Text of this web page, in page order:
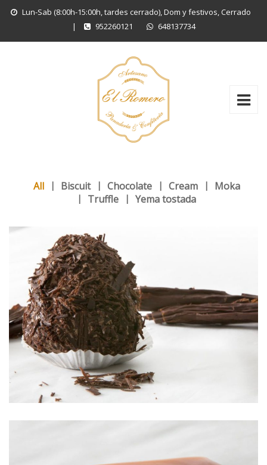
Lun-Sab (8:00h-15:00h, tardes cerrado), Dom y festivos, Cerrado
|
952260121 648137734
All Biscuit Chocolate Cream
Moka
Truffle
Yema tostada
TRUFA DE CHOCOLATE